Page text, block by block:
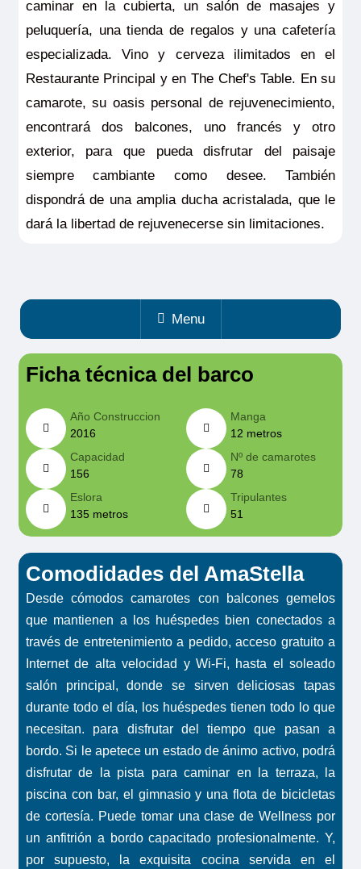
caminar en la cubierta, un salón de masajes y
peluquería, una tienda de regalos y una cafetería
especializada. Vino y cerveza ilimitados en el
Restaurante Principal y en The Chef's Table. En su
camarote, su oasis personal de rejuvenecimiento,
encontrará dos balcones, uno francés y otro
exterior, para que pueda disfrutar del paisaje
siempre cambiante como desee. También
dispondrá de una amplia ducha acristalada, que le
dará la libertad de rejuvenecerse sin limitaciones.
Menu
Ficha técnica del barco
Año Construccion
2016
Capacidad
156
Eslora
135 metros
Manga
12 metros
Nº de camarotes
78
Tripulantes
51
Comodidades del AmaStella
Desde cómodos camarotes con balcones gemelos
que mantienen a los huéspedes bien conectados a
través de entretenimiento a pedido, acceso gratuito a
Internet de alta velocidad y Wi-Fi, hasta el soleado
salón principal, donde se sirven deliciosas tapas
durante todo el día, los huéspedes tienen todo lo que
necesitan. para disfrutar del tiempo que pasan a
bordo. Si le apetece un estado de ánimo activo, podrá
disfrutar de la pista para caminar en la terraza, la
piscina con bar, el gimnasio y una flota de bicicletas
de cortesía. Puede tomar una clase de Wellness por
un anfitrión a bordo capacitado profesionalmente. Y,
por supuesto, la exquisita cocina servida en el